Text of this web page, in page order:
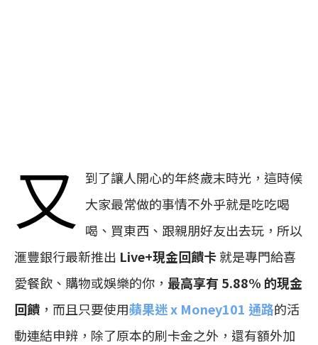
又
到了讓人開心的年終歲末時光，這時候
大家最常做的事情不外乎就是吃吃喝
喝、買東西、跟親朋好友出去玩，所以
滙豐銀行最新推出 Live+現金回饋卡就是專門給喜
愛餐飲、購物或娛樂的你， 最高享有 5.88% 的現金
回饋 ，而且只要使用蘋果迷 x Money101 通路的活
動連結申辨，除了原本的刷卡金之外，還有額外加